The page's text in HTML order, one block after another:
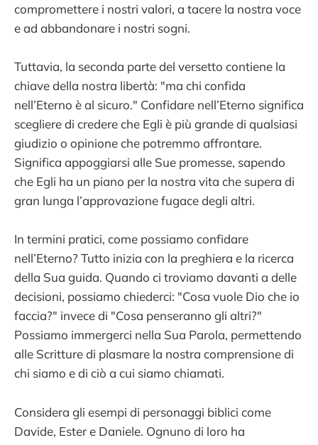
compromettere i nostri valori, a tacere la nostra voce
e ad abbandonare i nostri sogni.
Tuttavia, la seconda parte del versetto contiene la
chiave della nostra libertà: "ma chi confida
nell’Eterno è al sicuro." Confidare nell’Eterno significa
scegliere di credere che Egli è più grande di qualsiasi
giudizio o opinione che potremmo affrontare.
Significa appoggiarsi alle Sue promesse, sapendo
che Egli ha un piano per la nostra vita che supera di
gran lunga l’approvazione fugace degli altri.
In termini pratici, come possiamo confidare
nell’Eterno? Tutto inizia con la preghiera e la ricerca
della Sua guida. Quando ci troviamo davanti a delle
decisioni, possiamo chiederci: "Cosa vuole Dio che io
faccia?" invece di "Cosa penseranno gli altri?"
Possiamo immergerci nella Sua Parola, permettendo
alle Scritture di plasmare la nostra comprensione di
chi siamo e di ciò a cui siamo chiamati.
Considera gli esempi di personaggi biblici come
Davide, Ester e Daniele. Ognuno di loro ha